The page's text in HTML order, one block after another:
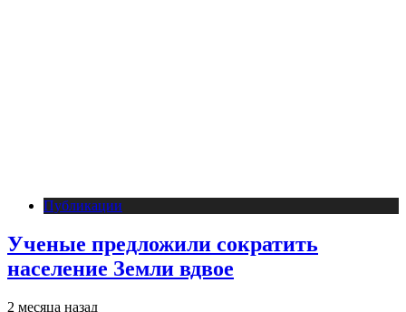
Публикации
Ученые предложили сократить
население Земли вдвое
2 месяца назад